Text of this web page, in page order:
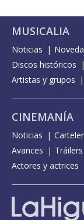
MUSICALIA
Noticias
Discos históricos
Artistas y grupos
CINEMANÍA
Noticias
Avances
Tráilers
Actores y actrices